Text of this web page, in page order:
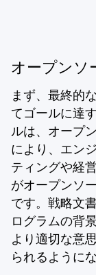
オープンソ
まず、最終的
てゴールに達
ルは、オープ
により、エン
ティングや経
がオープンソ
です。戦略文
ログラムの背
より適切な意
られるように